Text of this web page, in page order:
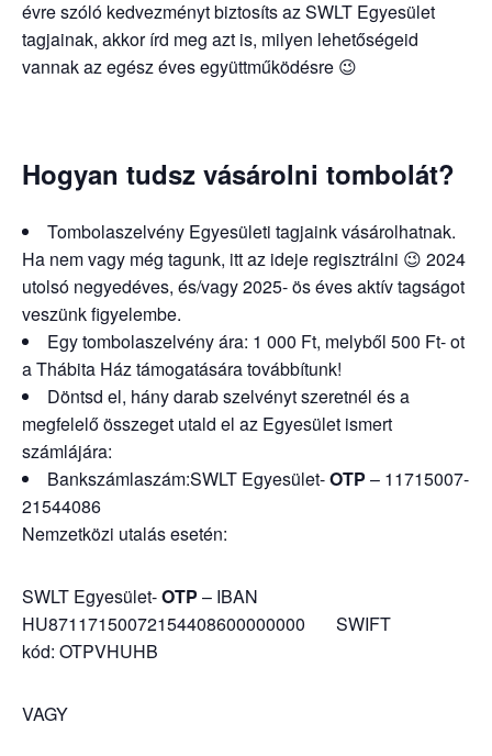
évre szóló kedvezményt biztosíts az SWLT Egyesület
tagjainak, akkor írd meg azt is, milyen lehetőségeid
vannak az egész éves együttműködésre 😉
Hogyan tudsz vásárolni tombolát?
Tombolaszelvény Egyesületi tagjaink vásárolhatnak.
Ha nem vagy még tagunk, itt az ideje regisztrálni 😉 2024
utolsó negyedéves, és/vagy 2025- ös éves aktív tagságot
veszünk figyelembe.
Egy tombolaszelvény ára: 1 000 Ft, melyből 500 Ft- ot
a Thábita Ház támogatására továbbítunk!
Döntsd el, hány darab szelvényt szeretnél és a
megfelelő összeget utald el az Egyesület ismert
számlájára:
Bankszámlaszám:SWLT Egyesület-OTP – 11715007-
21544086
Nemzetközi utalás esetén:
SWLT Egyesület-OTP – IBAN
HU87117150072154408600000000 SWIFT
kód: OTPVHUHB
VAGY